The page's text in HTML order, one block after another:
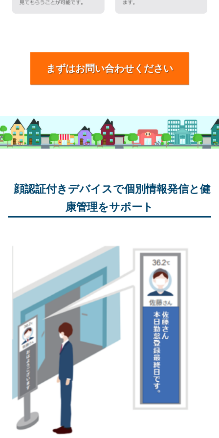
まずはお問い合わせください
顔認証付きデバイスで個別情報発信と健
康管理をサポート